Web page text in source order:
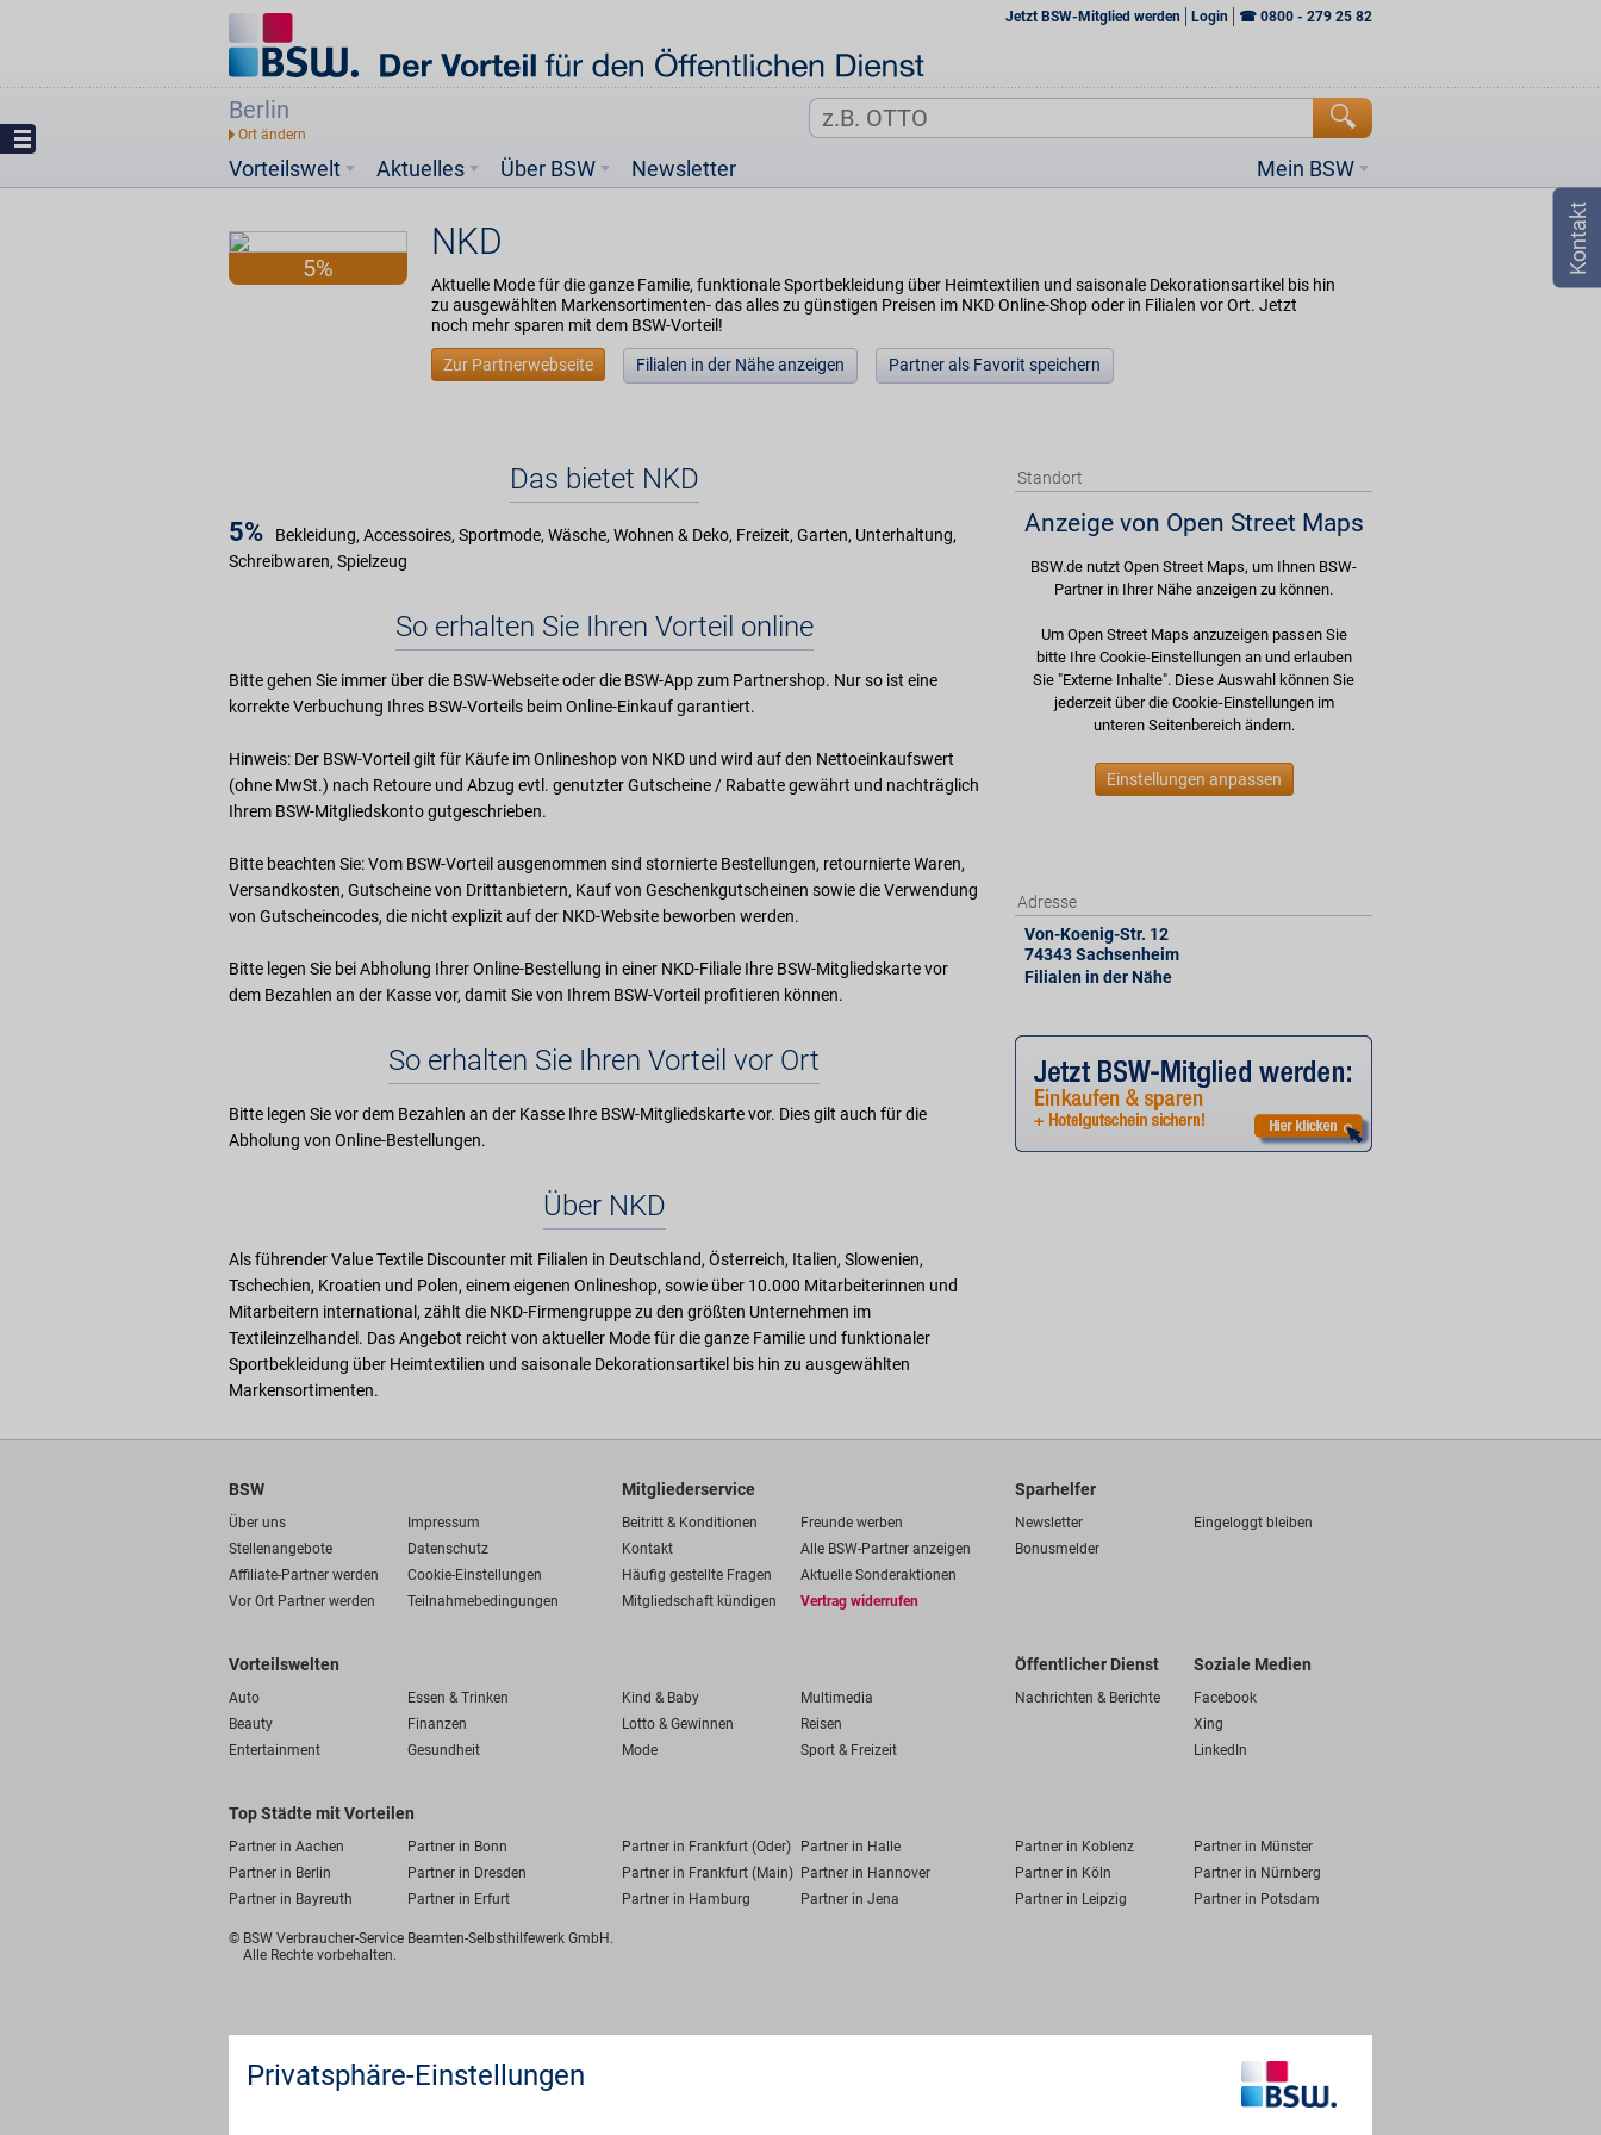
Jetzt BSW-Mitglied werden Login ☎ 0800 - 279 25 82
Berlin
Vorteilswelt Mein BSW
Aktuelles Über BSW Newsletter
5%
NKD
Aktuelle Mode für die ganze Familie, funktionale Sportbekleidung über Heimtextilien und saisonale Dekorationsartikel bis hin
zu ausgewählten Markensortimenten- das alles zu günstigen Preisen im NKD Online-Shop oder in Filialen vor Ort. Jetzt
noch mehr sparen mit dem BSW-Vorteil!
Zur Partnerwebseite Filialen in der Nähe anzeigen Partner als Favorit speichern
Das bietet NKD
5%
Bekleidung, Accessoires, Sportmode, Wäsche, Wohnen & Deko, Freizeit, Garten, Unterhaltung,
Schreibwaren, Spielzeug
So erhalten Sie Ihren Vorteil online
Bitte gehen Sie immer über die BSW-Webseite oder die BSW-App zum Partnershop. Nur so ist eine
korrekte Verbuchung Ihres BSW-Vorteils beim Online-Einkauf garantiert.
Hinweis: Der BSW-Vorteil gilt für Käufe im Onlineshop von NKD und wird auf den Nettoeinkaufswert
(ohne MwSt.) nach Retoure und Abzug evtl. genutzter Gutscheine / Rabatte gewährt und nachträglich
Ihrem BSW-Mitgliedskonto gutgeschrieben.
Bitte beachten Sie: Vom BSW-Vorteil ausgenommen sind stornierte Bestellungen, retournierte Waren,
Versandkosten, Gutscheine von Drittanbietern, Kauf von Geschenkgutscheinen sowie die Verwendung
von Gutscheincodes, die nicht explizit auf der NKD-Website beworben werden.
Bitte legen Sie bei Abholung Ihrer Online-Bestellung in einer NKD-Filiale Ihre BSW-Mitgliedskarte vor
dem Bezahlen an der Kasse vor, damit Sie von Ihrem BSW-Vorteil profitieren können.
So erhalten Sie Ihren Vorteil vor Ort
Bitte legen Sie vor dem Bezahlen an der Kasse Ihre BSW-Mitgliedskarte vor. Dies gilt auch für die
Abholung von Online-Bestellungen.
Über NKD
Als führender Value Textile Discounter mit Filialen in Deutschland, Österreich, Italien, Slowenien,
Tschechien, Kroatien und Polen, einem eigenen Onlineshop, sowie über 10.000 Mitarbeiterinnen und
Mitarbeitern international, zählt die NKD-Firmengruppe zu den größten Unternehmen im
Textileinzelhandel. Das Angebot reicht von aktueller Mode für die ganze Familie und funktionaler
Sportbekleidung über Heimtextilien und saisonale Dekorationsartikel bis hin zu ausgewählten
Markensortimenten.
Standort
Anzeige von Open Street Maps
BSW.de nutzt Open Street Maps, um Ihnen BSW-
Partner in Ihrer Nähe anzeigen zu können.
Um Open Street Maps anzuzeigen passen Sie
bitte Ihre Cookie-Einstellungen an und erlauben
Sie "Externe Inhalte". Diese Auswahl können Sie
jederzeit über die Cookie-Einstellungen im
unteren Seitenbereich ändern.
Einstellungen anpassen
Adresse
Von-Koenig-Str. 12
74343Sachsenheim
Filialen in der Nähe
BSW
Über uns
Impressum
Stellenangebote
Datenschutz
Affiliate-Partner werden
Cookie-Einstellungen
Vor Ort Partner werden
Teilnahmebedingungen
Mitgliederservice
Beitritt & Konditionen
Freunde werben
Kontakt
Alle BSW-Partner anzeigen
Häufig gestellte Fragen
Aktuelle Sonderaktionen
Mitgliedschaft kündigen
Vertrag widerrufen
Sparhelfer
Newsletter
Eingeloggt bleiben
Bonusmelder
Vorteilswelten
Auto Essen & Trinken Kind & Baby
Multimedia
Beauty
Finanzen Lotto & Gewinnen
Reisen
Entertainment
Gesundheit Mode Sport & Freizeit
Öffentlicher Dienst
Nachrichten & Berichte
Soziale Medien
Facebook
Xing
LinkedIn
Top Städte mit Vorteilen
Partner in Aachen Partner in Bonn Partner in Frankfurt (Oder) Partner in Halle Partner in Koblenz
Partner in Münster
Partner in Berlin
Partner in Dresden Partner in Frankfurt (Main) Partner in Hannover Partner in Köln
Partner in Nürnberg
Partner in Bayreuth
Partner in Erfurt Partner in Hamburg Partner in Jena Partner in Leipzig Partner in Potsdam
© BSW Verbraucher-Service Beamten-Selbsthilfewerk GmbH.
Alle Rechte vorbehalten.
Privatsphäre-Einstellungen